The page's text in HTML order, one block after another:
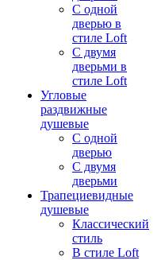
С одной
дверью в
стиле Loft
С двумя
дверьми в
стиле Loft
Угловые
раздвижные
душевые
С одной
дверью
С двумя
дверьми
Трапециевидные
душевые
Классический
стиль
В стиле Loft